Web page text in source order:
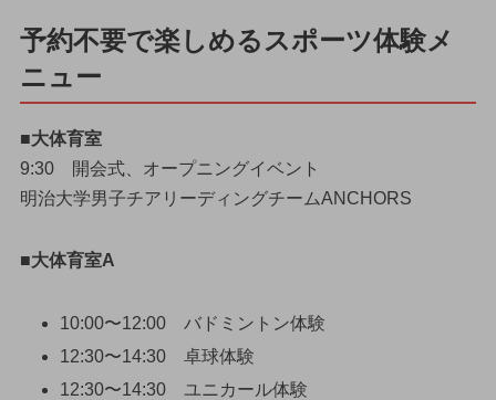
予約不要で楽しめるスポーツ体験メ
ニュー
■大体育室
9:30 開会式、オープニングイベント
明治大学男子チアリーディングチームANCHORS
■大体育室A
10:00〜12:00 バドミントン体験
12:30〜14:30 卓球体験
12:30〜14:30 ユニカール体験